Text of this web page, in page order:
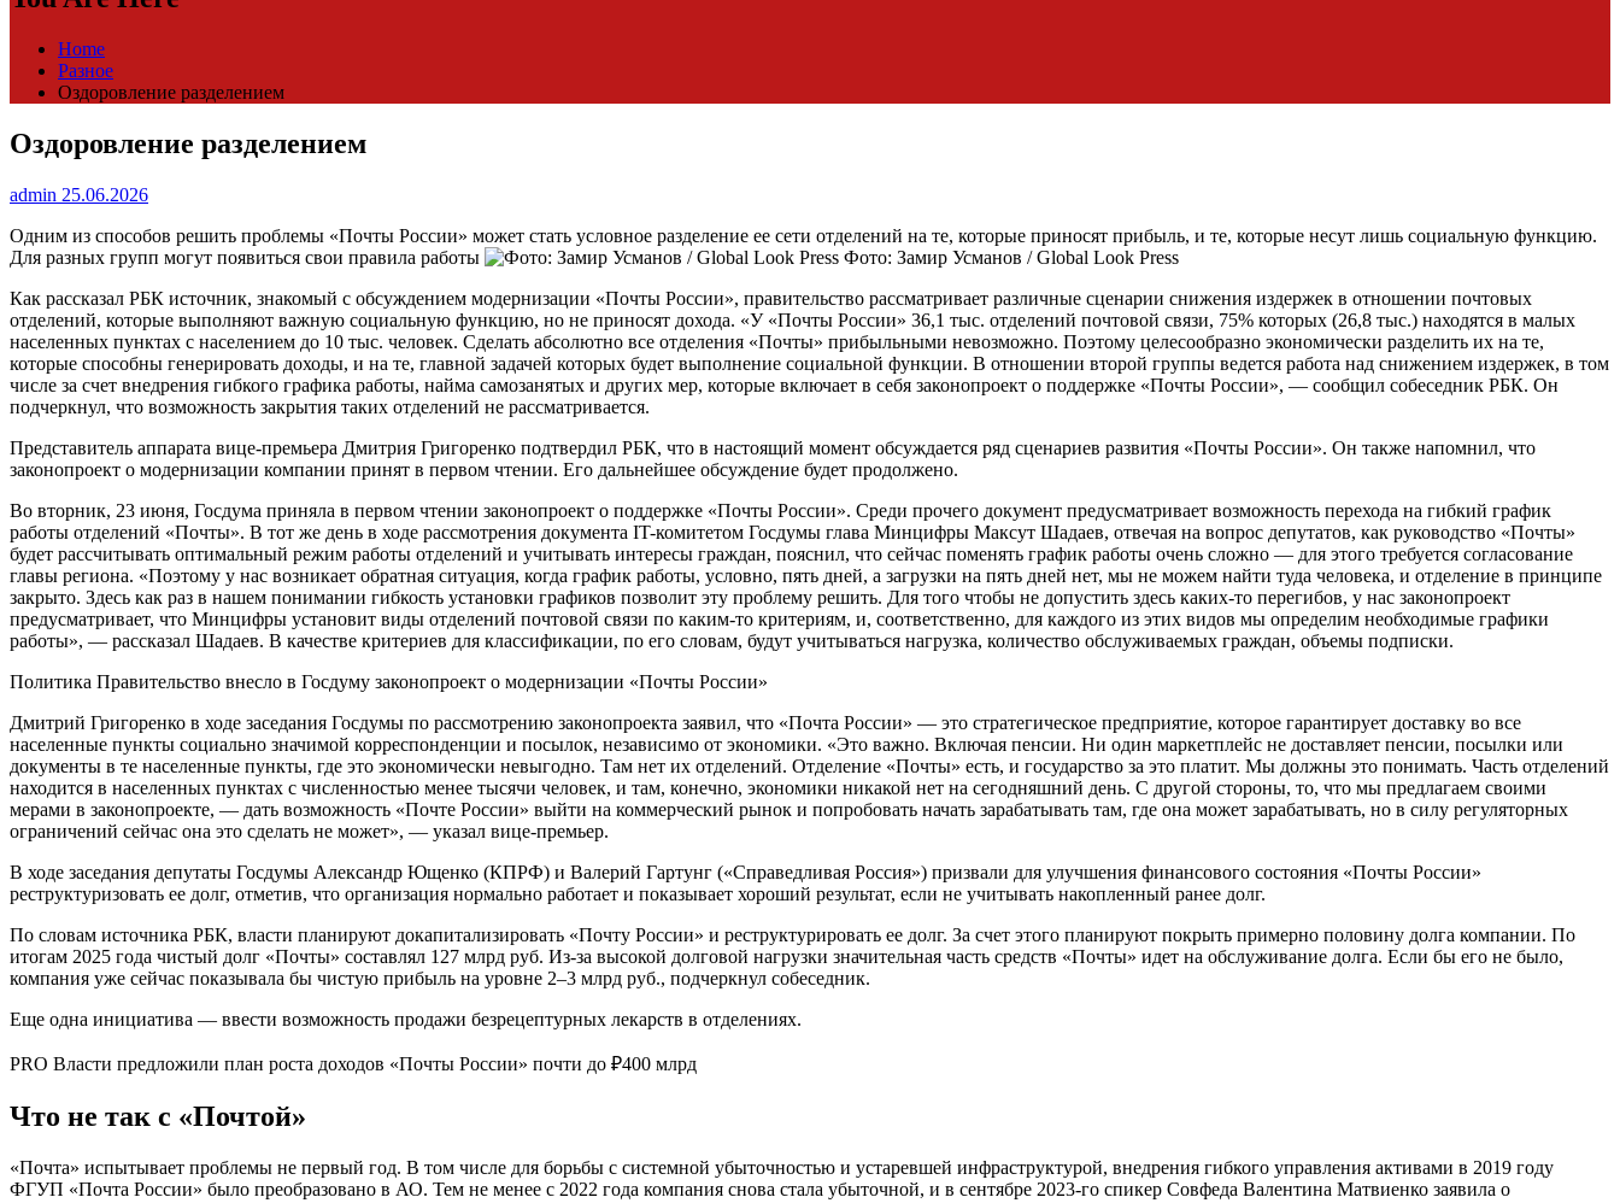
Home
Разное
Оздоровление разделением
Оздоровление разделением
admin 25.06.2026
Одним из способов решить проблемы «Почты России» может стать условное разделение ее сети отделений на те, которые приносят прибыль, и те, которые несут лишь социальную функцию.
Для разных групп могут появиться свои правила работы
Фото: Замир Усманов / Global Look Press
Как рассказал РБК источник, знакомый с обсуждением модернизации «Почты России», правительство рассматривает различные сценарии снижения издержек в отношении почтовых
отделений, которые выполняют важную социальную функцию, но не приносят дохода. «У «Почты России» 36,1 тыс. отделений почтовой связи, 75% которых (26,8 тыс.) находятся в малых
населенных пунктах с населением до 10 тыс. человек. Сделать абсолютно все отделения «Почты» прибыльными невозможно. Поэтому целесообразно экономически разделить их на те,
которые способны генерировать доходы, и на те, главной задачей которых будет выполнение социальной функции. В отношении второй группы ведется работа над снижением издержек, в том
числе за счет внедрения гибкого графика работы, найма самозанятых и других мер, которые включает в себя законопроект о поддержке «Почты России», — сообщил собеседник РБК. Он
подчеркнул, что возможность закрытия таких отделений не рассматривается.
Представитель аппарата вице-премьера Дмитрия Григоренко подтвердил РБК, что в настоящий момент обсуждается ряд сценариев развития «Почты России». Он также напомнил, что
законопроект о модернизации компании принят в первом чтении. Его дальнейшее обсуждение будет продолжено.
Во вторник, 23 июня, Госдума приняла в первом чтении законопроект о поддержке «Почты России». Среди прочего документ предусматривает возможность перехода на гибкий график
работы отделений «Почты». В тот же день в ходе рассмотрения документа IT-комитетом Госдумы глава Минцифры Максут Шадаев, отвечая на вопрос депутатов, как руководство «Почты»
будет рассчитывать оптимальный режим работы отделений и учитывать интересы граждан, пояснил, что сейчас поменять график работы очень сложно — для этого требуется согласование
главы региона. «Поэтому у нас возникает обратная ситуация, когда график работы, условно, пять дней, а загрузки на пять дней нет, мы не можем найти туда человека, и отделение в принципе
закрыто. Здесь как раз в нашем понимании гибкость установки графиков позволит эту проблему решить. Для того чтобы не допустить здесь каких-то перегибов, у нас законопроект
предусматривает, что Минцифры установит виды отделений почтовой связи по каким-то критериям, и, соответственно, для каждого из этих видов мы определим необходимые графики
работы», — рассказал Шадаев. В качестве критериев для классификации, по его словам, будут учитываться нагрузка, количество обслуживаемых граждан, объемы подписки.
Политика Правительство внесло в Госдуму законопроект о модернизации «Почты России»
Дмитрий Григоренко в ходе заседания Госдумы по рассмотрению законопроекта заявил, что «Почта России» — это стратегическое предприятие, которое гарантирует доставку во все
населенные пункты социально значимой корреспонденции и посылок, независимо от экономики. «Это важно. Включая пенсии. Ни один маркетплейс не доставляет пенсии, посылки или
документы в те населенные пункты, где это экономически невыгодно. Там нет их отделений. Отделение «Почты» есть, и государство за это платит. Мы должны это понимать. Часть отделений
находится в населенных пунктах с численностью менее тысячи человек, и там, конечно, экономики никакой нет на сегодняшний день. С другой стороны, то, что мы предлагаем своими
мерами в законопроекте, — дать возможность «Почте России» выйти на коммерческий рынок и попробовать начать зарабатывать там, где она может зарабатывать, но в силу регуляторных
ограничений сейчас она это сделать не может», — указал вице-премьер.
В ходе заседания депутаты Госдумы Александр Ющенко (КПРФ) и Валерий Гартунг («Справедливая Россия») призвали для улучшения финансового состояния «Почты России»
реструктуризовать ее долг, отметив, что организация нормально работает и показывает хороший результат, если не учитывать накопленный ранее долг.
По словам источника РБК, власти планируют докапитализировать «Почту России» и реструктурировать ее долг. За счет этого планируют покрыть примерно половину долга компании. По
итогам 2025 года чистый долг «Почты» составлял 127 млрд руб. Из-за высокой долговой нагрузки значительная часть средств «Почты» идет на обслуживание долга. Если бы его не было,
компания уже сейчас показывала бы чистую прибыль на уровне 2–3 млрд руб., подчеркнул собеседник.
Еще одна инициатива — ввести возможность продажи безрецептурных лекарств в отделениях.
PRO Власти предложили план роста доходов «Почты России» почти до ₽400 млрд
Что не так с «Почтой»
«Почта» испытывает проблемы не первый год. В том числе для борьбы с системной убыточностью и устаревшей инфраструктурой, внедрения гибкого управления активами в 2019 году
ФГУП «Почта России» было преобразовано в АО. Тем не менее с 2022 года компания снова стала убыточной, и в сентябре 2023-го спикер Совфеда Валентина Матвиенко заявила о